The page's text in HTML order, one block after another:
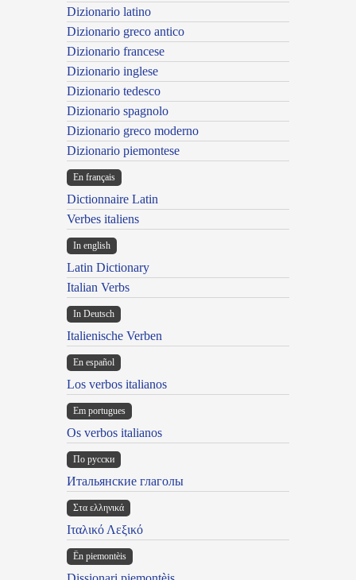
Dizionario latino
Dizionario greco antico
Dizionario francese
Dizionario inglese
Dizionario tedesco
Dizionario spagnolo
Dizionario greco moderno
Dizionario piemontese
En français
Dictionnaire Latin
Verbes italiens
In english
Latin Dictionary
Italian Verbs
In Deutsch
Italienische Verben
En español
Los verbos italianos
Em portugues
Os verbos italianos
По русски
Итальянские глаголы
Στα ελληνικά
Ιταλικό Λεξικό
Ën piemontèis